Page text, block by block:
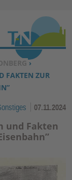
›
FAKTEN ZUR
07.11.2024
und Fakten